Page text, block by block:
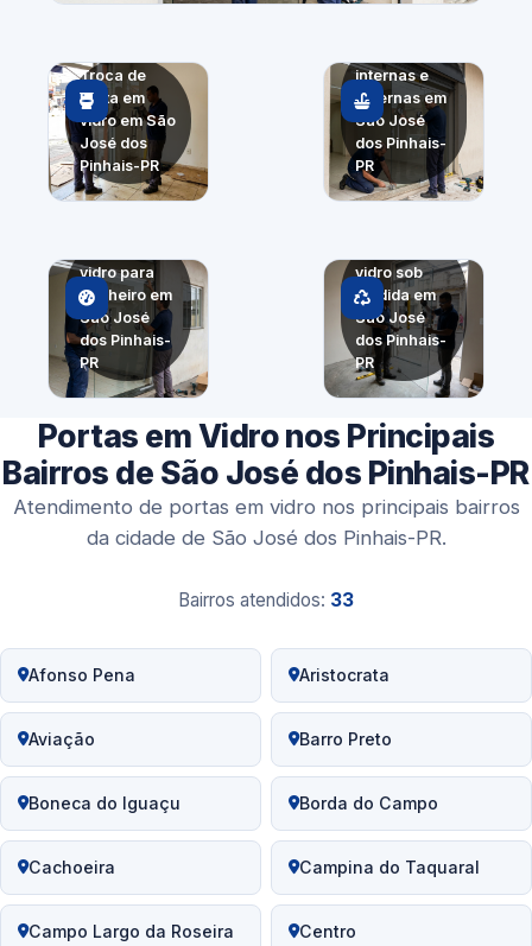
Troca de
porta em
vidro em São
José dos
Pinhais-PR
internas e
externas em
São José
dos Pinhais-
PR
vidro para
banheiro em
São José
dos Pinhais-
PR
vidro sob
medida em
São José
dos Pinhais-
PR
Portas em Vidro nos Principais
Bairros de São José dos Pinhais-PR
Atendimento de portas em vidro nos principais bairros
da cidade de São José dos Pinhais-PR.
Bairros atendidos: 33
Afonso Pena Aristocrata
Aviação Barro Preto
Boneca do Iguaçu Borda do Campo
Cachoeira Campina do Taquaral
Campo Largo da Roseira Centro